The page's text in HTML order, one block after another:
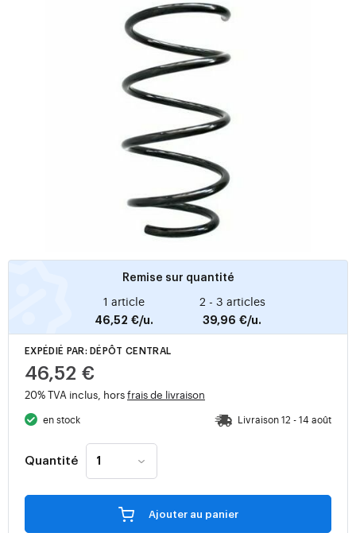
Remise sur quantité
1 article
46,52 €/u.
2 - 3 articles
39,96 €/u.
EXPÉDIÉ PAR: DÉPÔT CENTRAL
46,52 €
20% TVA inclus, horsfrais de livraison
en stock Livraison 12 - 14 août
Quantité
Ajouter au panier